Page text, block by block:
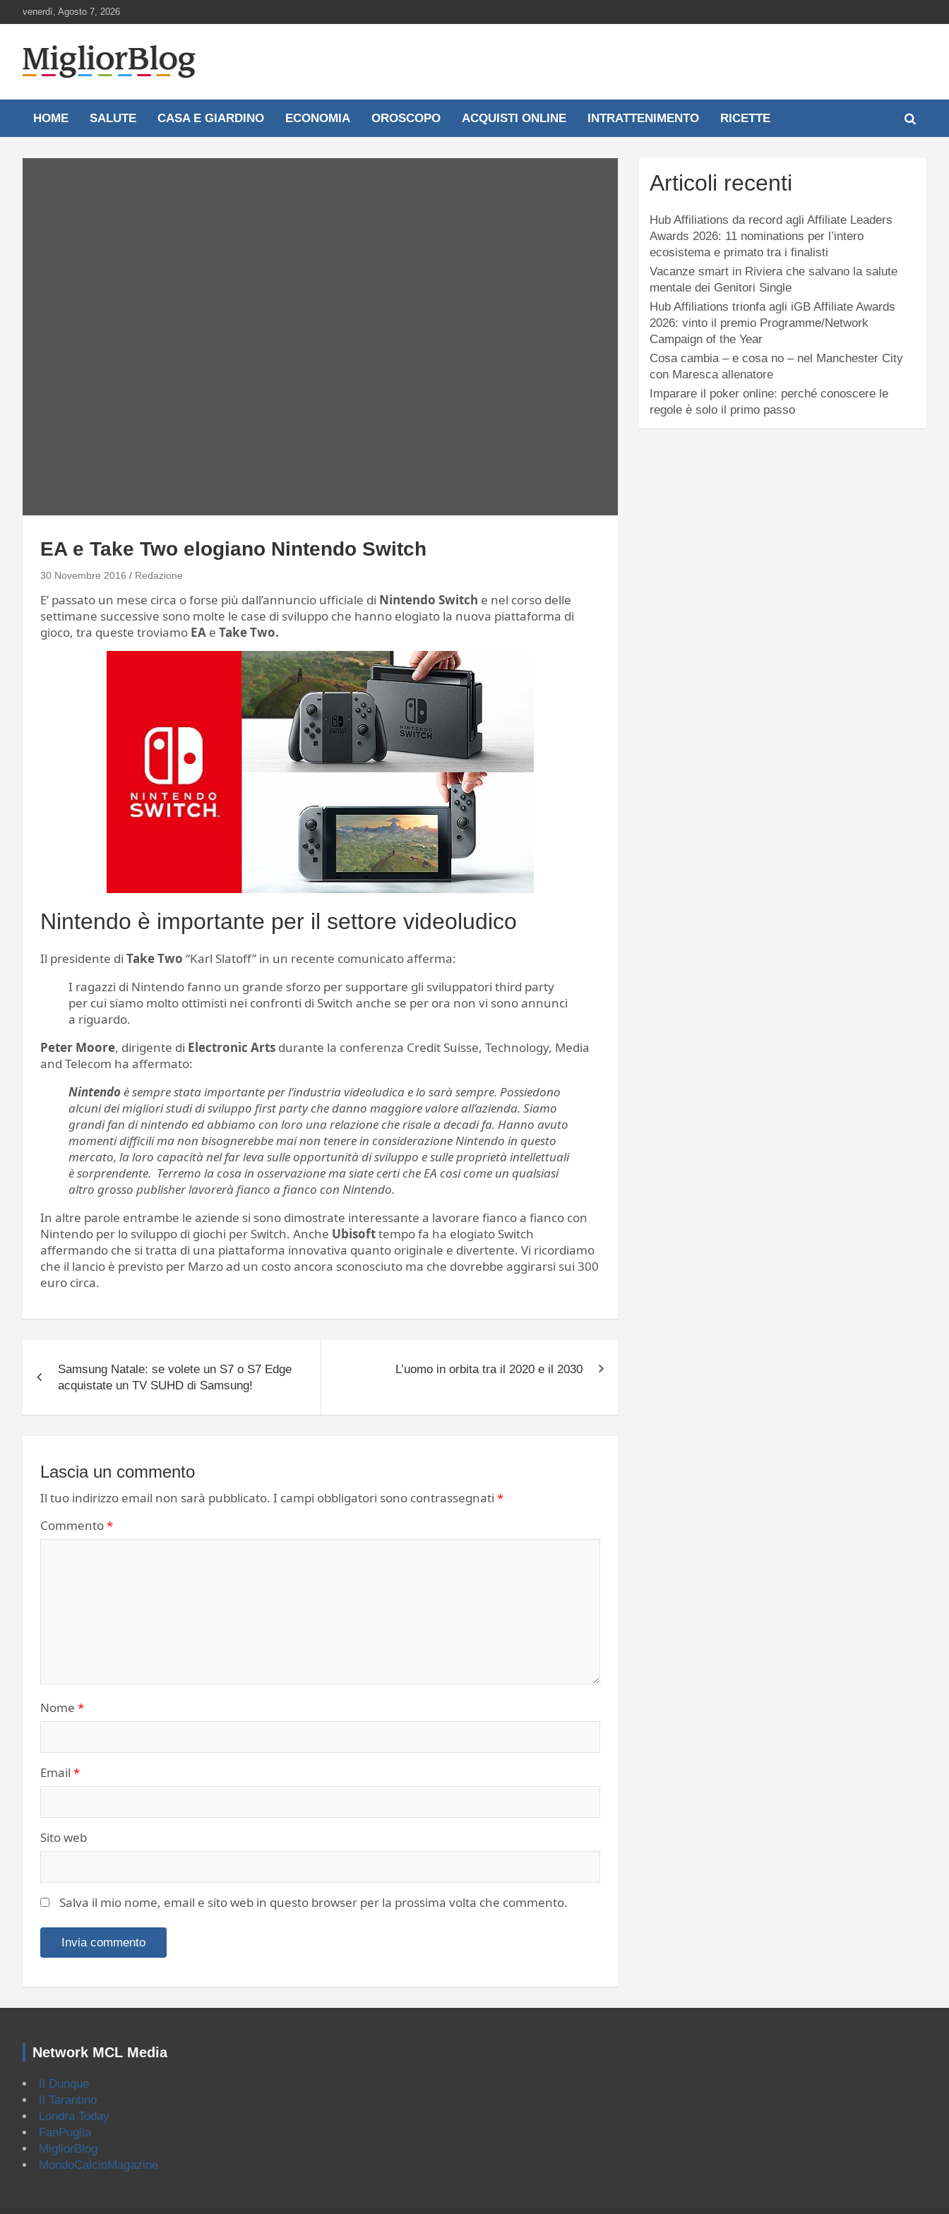
to
venerdì, Agosto 7, 2026
MigliorBlog.it
HOME SALUTE CASA E GIARDINO ECONOMIA OROSCOPO ACQUISTI ONLINE INTRATTENIMENTO RICETTE
EA e Take Two elogiano Nintendo Switch
30 Novembre 2016 Redazione
E’ passato un mese circa o forse più dall’annuncio ufficiale di Nintendo Switch e nel corso delle
settimane successive sono molte le case di sviluppo che hanno elogiato la nuova piattaforma di
gioco, tra queste troviamo EA e Take Two.
Nintendo è importante per il settore videoludico
Il presidente di Take Two “Karl Slatoff” in un recente comunicato afferma:
I ragazzi di Nintendo fanno un grande sforzo per supportare gli sviluppatori third party
per cui siamo molto ottimisti nei confronti di Switch anche se per ora non vi sono annunci
a riguardo.
Peter Moore, dirigente di Electronic Arts durante la conferenza Credit Suisse, Technology, Media
and Telecom ha affermato:
Nintendoè sempre stata importante per l’industria videoludica e lo sarà sempre. Possiedono
alcuni dei migliori studi di sviluppo first party che danno maggiore valore all’azienda. Siamo
grandi fan di nintendo ed abbiamo con loro una relazione che risale a decadi fa. Hanno avuto
momenti difficili ma non bisognerebbe mai non tenere in considerazione Nintendo in questo
mercato, la loro capacità nel far leva sulle opportunità di sviluppo e sulle proprietà intellettuali
è sorprendente. Terremo la cosa in osservazione ma siate certi che EA cosi come un qualsiasi
altro grosso publisher lavorerà fianco a fianco con Nintendo.
In altre parole entrambe le aziende si sono dimostrate interessante a lavorare fianco a fianco con
Nintendo per lo sviluppo di giochi per Switch. Anche Ubisofttempo fa ha elogiato Switch
affermando che si tratta di una piattaforma innovativa quanto originale e divertente. Vi ricordiamo
che il lancio è previsto per Marzo ad un costo ancora sconosciuto ma che dovrebbe aggirarsi sui 300
euro circa.
articoli
Samsung Natale: se volete un S7 o S7 Edge
acquistate un TV SUHD di Samsung!
L’uomo in orbita tra il 2020 e il 2030
Lascia un commento
Il tuo indirizzo email non sarà pubblicato. I campi obbligatori sono contrassegnati *
Commento*
Nome *
Email *
Sito web
Salva il mio nome, email e sito web in questo browser per la prossima volta che commento.
Articoli recenti
Hub Affiliations da record agli Affiliate Leaders
Awards 2026: 11 nominations per l’intero
ecosistema e primato tra i finalisti
Vacanze smart in Riviera che salvano la salute
mentale dei Genitori Single
Hub Affiliations trionfa agli iGB Affiliate Awards
2026: vinto il premio Programme/Network
Campaign of the Year
Cosa cambia – e cosa no – nel Manchester City
con Maresca allenatore
Imparare il poker online: perché conoscere le
regole è solo il primo passo
Network MCL Media
Il Dunque
Il Tarantino
Londra Today
FanPuglia
MigliorBlog
MondoCalcioMagazine